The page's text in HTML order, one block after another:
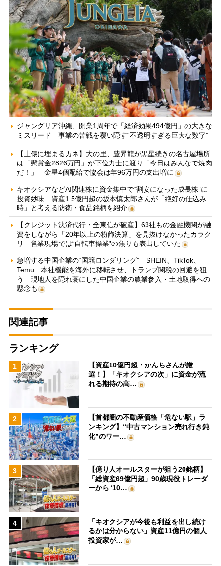
ジャングリア沖縄、開業1周年で「経済効果494億円」の大きな
ミスリード 事業の苦戦を覆い隠す“不透明すぎる巨大な数字”
【土俵に埋まるカネ】大の里、豊昇龍が黒星続きの名古屋場所
は「懸賞金2826万円」が下位力士に渡り「今日はみんなで焼肉
だ！」 金星4個配給で協会は年96万円の支出増に
キオクシアなどAI関連株に資金集中で“割安になった成長株”に
投資妙味 資産1.5億円超の坂本慎太郎さんが「絶好の仕込み
時」と考える防衛・食品銘柄を紹介
【クレジット決済代行・全東信が破産】63社もの金融機関が融
資をしながら「20年以上の粉飾決算」を見抜けなかったカラク
リ 営業現場では“自転車操業”の焦りも表出していた
急増する中国企業の“国籍ロンダリング” SHEIN、TikTok、
Temu…本社機能を海外に移転させ、トランプ関税の回避を狙
う 現地人を隠れ蓑にした中国企業の農業参入・土地取得への
懸念も
関連記事
ランキング
1
【資産10億円超・かんちさんが厳
選！】「キオクシアの次」に資金が流
れる期待の高…
2
【首都圏の不動産価格「危ない駅」ラ
ンキング】“中古マンション売れ行き鈍
化”のワー…
3
【億り人オールスターが狙う20銘柄】
「総資産69億円超」90歳現役トレーダ
ーから“10…
4
「キオクシアが今後も利益を出し続け
るかは分からない」資産11億円の個人
投資家が…